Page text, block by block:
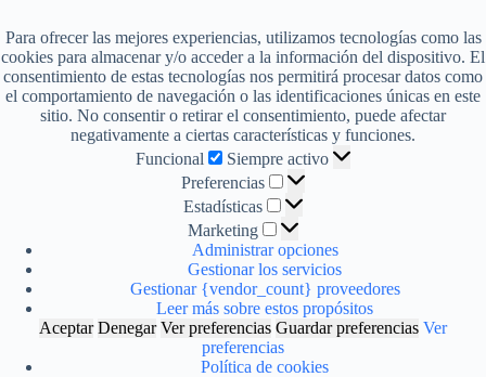
Para ofrecer las mejores experiencias, utilizamos tecnologías como las
cookies para almacenar y/o acceder a la información del dispositivo. El
consentimiento de estas tecnologías nos permitirá procesar datos como
el comportamiento de navegación o las identificaciones únicas en este
sitio. No consentir o retirar el consentimiento, puede afectar
negativamente a ciertas características y funciones.
Funcional
Funcional
Siempre activo
Preferencias
Preferencias
Estadísticas Estadísticas
Marketing Marketing
Administrar opciones
Gestionar los servicios
Gestionar {vendor_count} proveedores
Leer más sobre estos propósitos
Aceptar Denegar Ver preferencias Guardar preferencias Ver
preferencias
Política de cookies